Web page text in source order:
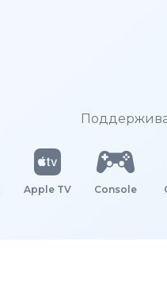
Apple TV Console